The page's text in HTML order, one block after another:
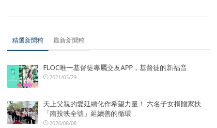
精選新聞稿 最新新聞稿
FLOC唯一基督徒專屬交友APP，基督徒的新福音
2021/03/29
天上父親的愛延續化作希望力量！ 六名子女捐贈家扶
「南投映全號」延續善的循環
2026/08/08